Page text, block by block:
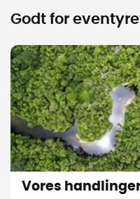
Godt for
Vores